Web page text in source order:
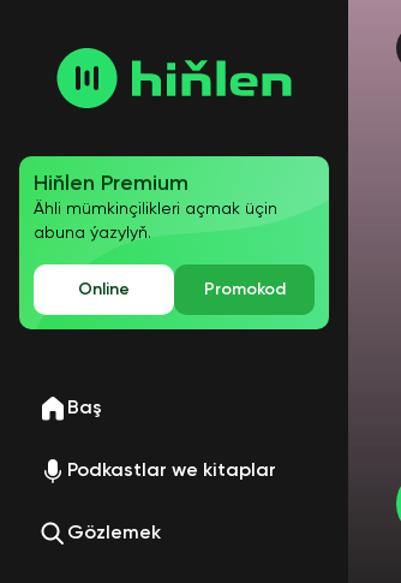
Hiňlen Premium
Ähli mümkinçilikleri açmak üçin
abuna ýazylyň.
Online Promokod
Baş
Podkastlar we kitaplar
Gözlemek